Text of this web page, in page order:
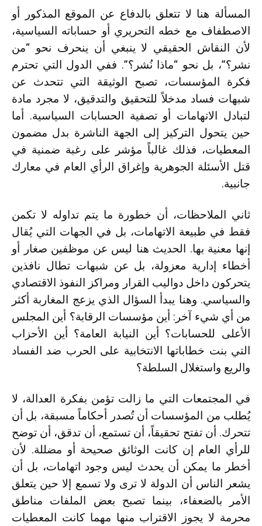
المسألة هنا لا تتعلق بالدفاع عن الموقع المذكور أو
الاصطفاف مع خطه التحريري أو حساباته السياسية،
لأن النقاش الحقيقي لا ينبغي أن ينحرف نحو “من
نشر؟”، بل نحو “ماذا نُشر؟”. ففي الدول التي تحترم
فكرة المؤسسات، تصبح الوثيقة التي تتحدث عن
شبهات فساد مدخلاً للتحقيق والتدقيق، لا مجرد مادة
لتبادل الاتهامات أو تصفية الحسابات السياسية. أما
حين يتحول التركيز إلى الجهة الناشرة بدل مضمون
المعطيات، فذلك غالباً مؤشر على رغبة ضمنية في
قتل الأسئلة الجوهرية وإغراق الرأي العام في معارك
جانبية.
ثاني الملاحظات، أن خطورة ما يتم تداوله لا تكمن
فقط في طبيعة الاتهامات، بل في الجهات التي يُقال
إنها معنية بها. الحديث هنا ليس عن موظفين صغار أو
أخطاء إدارية معزولة، بل عن شبهات تطال نافذين
يتحركون داخل دواليب القرار ومراكز النفوذ الاقتصادي
والسياسي. وهنا يبدأ السؤال الذي يزعج المغاربة أكثر
من أي شيء آخر: أين مؤسسات الرقابة؟ أين المجلس
الأعلى للحسابات؟ أين النيابة العامة؟ أين الأحزاب
التي بنت خطاباتها الانتخابية على الحرب ضد الفساد
والريع واستغلال السلطة؟
في المجتمعات التي ما زالت تؤمن بفكرة العدالة، لا
يُطلب من المؤسسات أن تُصدر أحكاماً مسبقة، بل أن
تتحرك. أن تفتح تحقيقاً، أن تستمع، أن تدقق، أن توضح
للرأي العام إن كانت الوثائق صحيحة أو مضللة. لأن
أخطر ما يمكن أن يحدث ليس وجود اتهامات، بل أن
يشعر الناس أن الدولة لا ترى ولا تسمع إلا حين يتعلق
الأمر بالضعفاء، بينما تصبح بعض الملفات مناطق
محرمة لا يجوز الاقتراب منها مهما كانت المعطيات